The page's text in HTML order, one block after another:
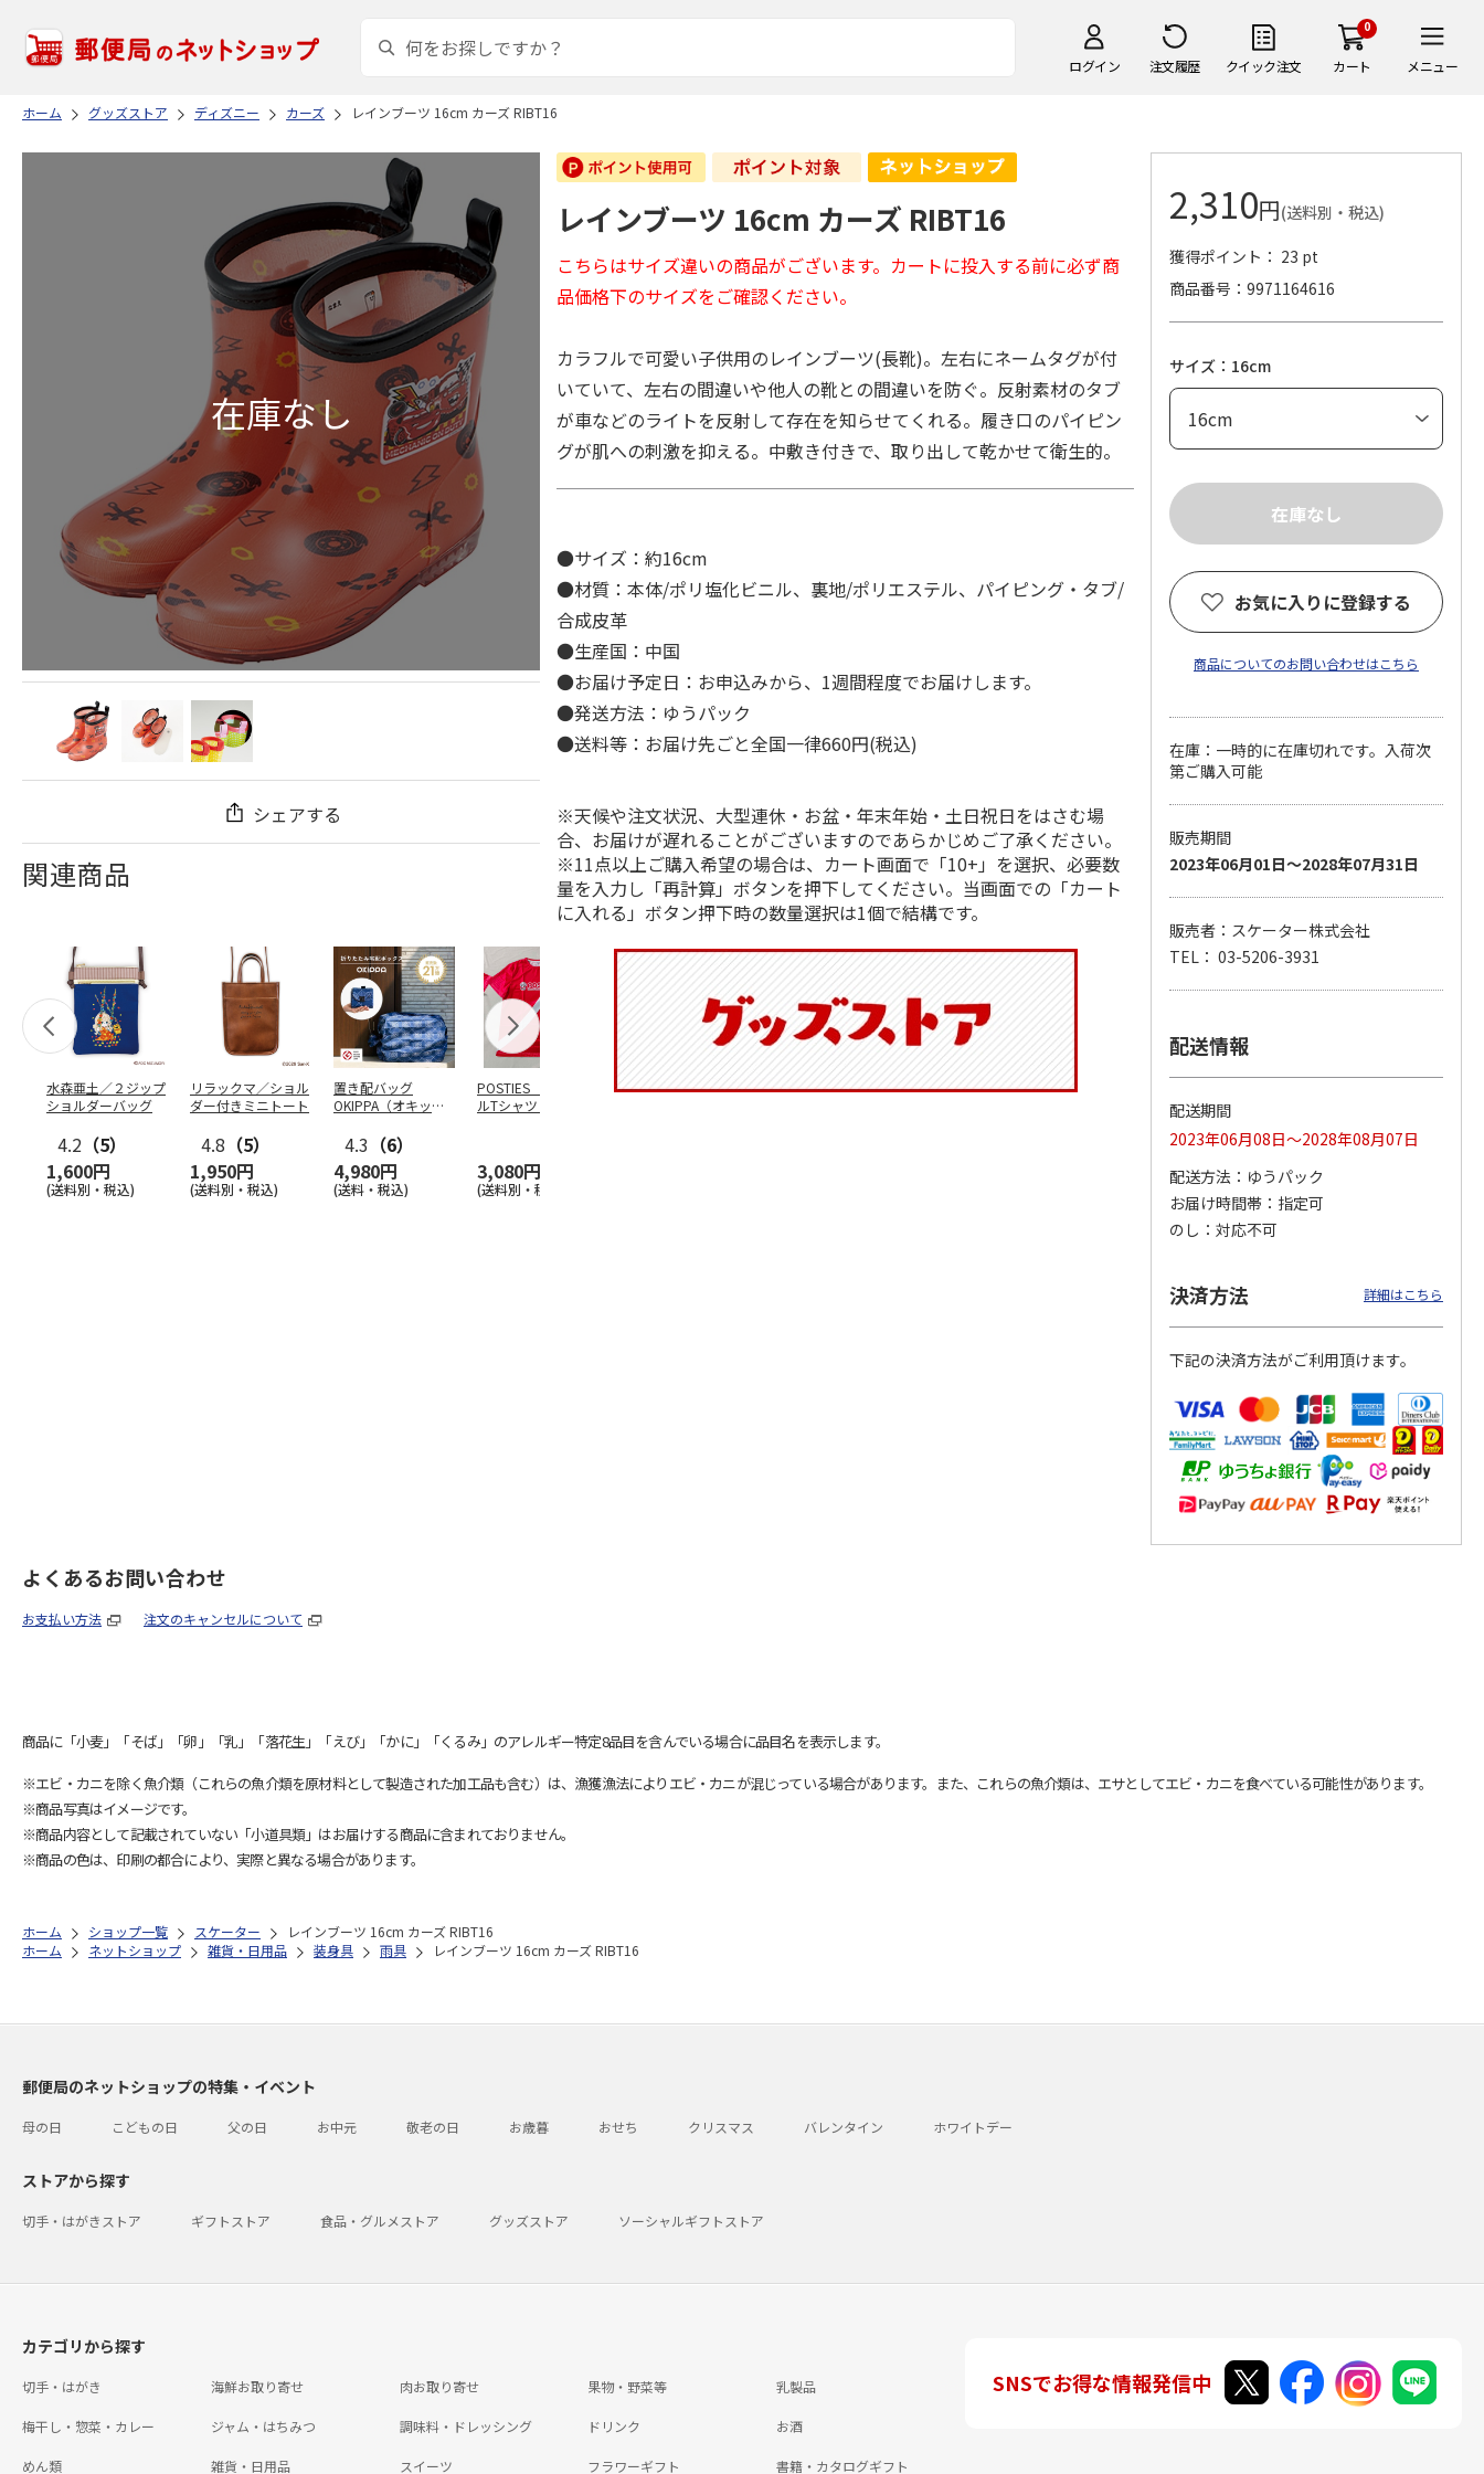
ログイン 注文履歴 クイック注文
0
カート メニュー
ホーム グッズストア ディズニー カーズ レインブーツ 16cm カーズ RIBT16
シェアする
関連商品
水森亜土／２ジップ
ショルダーバッグ
4.2 （5）
1,600円
(送料別・税込)
リラックマ／ショル
ダー付きミニトート
4.8 （5）
1,950円
(送料別・税込)
置き配バッグ
OKIPPA（オキッ
4.3 （6）
4,980円
(送料・税込)
POSTIES オリジナ
ルTシャツ Sサイズ
3,080円
(送料別・税込)
アニメ『ジョジョの
コジコジ／ショルダ
アニメ『ジョジョの
『ジョジョの奇妙な
冒険 スターダスト
クルセイダース』
トラ…
3,300円
(送料別・税込)
4.8（4）
レインブーツ 16cm カーズ RIBT16
こちらはサイズ違いの商品がございます。カートに投入する前に必ず商
品価格下のサイズをご確認ください。
カラフルで可愛い子供用のレインブーツ(長靴)。左右にネームタグが付
いていて、左右の間違いや他人の靴との間違いを防ぐ。反射素材のタブ
が車などのライトを反射して存在を知らせてくれる。履き口のパイピン
グが肌への刺激を抑える。中敷き付きで、取り出して乾かせて衛生的。
●サイズ：約16cm
●材質：本体/ポリ塩化ビニル、裏地/ポリエステル、パイピング・タブ/
合成皮革
●生産国：中国
●お届け予定日：お申込みから、1週間程度でお届けします。
●発送方法：ゆうパック
●送料等：お届け先ごと全国一律660円(税込)
※天候や注文状況、大型連休・お盆・年末年始・土日祝日をはさむ場
合、お届けが遅れることがございますのであらかじめご了承ください。
※11点以上ご購入希望の場合は、カート画面で「10+」を選択、必要数
量を入力し「再計算」ボタンを押下してください。当画面での「カート
に入れる」ボタン押下時の数量選択は1個で結構です。
2,310円(送料別・税込)
獲得ポイント： 23 pt
商品番号
9971164616
サイズ：16cm
お気に入りに登録する
商品についてのお問い合わせはこちら
在庫：一時的に在庫切れです。入荷次
第ご購入可能
販売期間
2023年06月01日～2028年07月31日
販売者：スケーター株式会社
TEL： 03-5206-3931
配送情報
配送期間
2023年06月08日～2028年08月07日
配送方法
ゆうパック
お届け時間帯
指定可
のし
対応不可
決済方法 詳細はこちら
下記の決済方法がご利用頂けます。
よくあるお問い合わせ
お支払い方法 注文のキャンセルについて
商品に「小麦」「そば」「卵」「乳」「落花生」「えび」「かに」「くるみ」のアレルギー特定8品目を含んでいる場合に品目名を表示します。
※エビ・カニを除く魚介類（これらの魚介類を原材料として製造された加工品も含む）は、漁獲漁法によりエビ・カニが混じっている場合があります。また、これらの魚介類は、エサとしてエビ・カニを食べている可能性があります。
※商品写真はイメージです。
※商品内容として記載されていない「小道具類」はお届けする商品に含まれておりません。
※商品の色は、印刷の都合により、実際と異なる場合があります。
ホーム ショップ一覧 スケーター
レインブーツ 16cm カーズ RIBT16
ホーム
ネットショップ 雑貨・日用品 装身具 雨具 レインブーツ 16cm カーズ RIBT16
郵便局のネットショップの特集・イベント
母の日 こどもの日 父の日 お中元 敬老の日 お歳暮 おせち クリスマス バレンタイン ホワイトデー
ストアから探す
切手・はがきストア ギフトストア 食品・グルメストア グッズストア ソーシャルギフトストア
カテゴリから探す
切手・はがき 海鮮お取り寄せ 肉お取り寄せ 果物・野菜等 乳製品
梅干し・惣菜・カレー ジャム・はちみつ 調味料・ドレッシング ドリンク お酒
めん類 雑貨・日用品 スイーツ フラワーギフト 書籍・カタログギフト
SNSでお得な情報発信中